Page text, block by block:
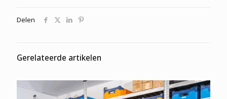
Delen
Gerelateerde artikelen